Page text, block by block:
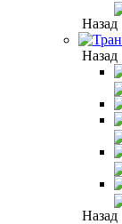
Назад
Назад
Назад